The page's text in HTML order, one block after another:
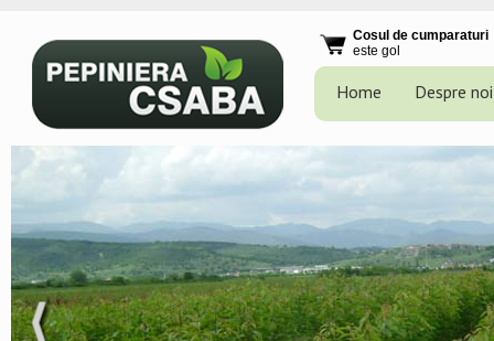
Cosul de cumparaturi
este gol
Home Despre noi